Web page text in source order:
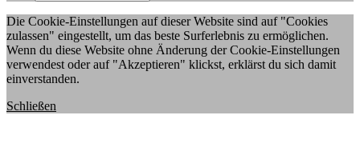
Die Cookie-Einstellungen auf dieser Website sind auf "Cookies
zulassen" eingestellt, um das beste Surferlebnis zu ermöglichen.
Wenn du diese Website ohne Änderung der Cookie-Einstellungen
verwendest oder auf "Akzeptieren" klickst, erklärst du sich damit
einverstanden.
Schließen